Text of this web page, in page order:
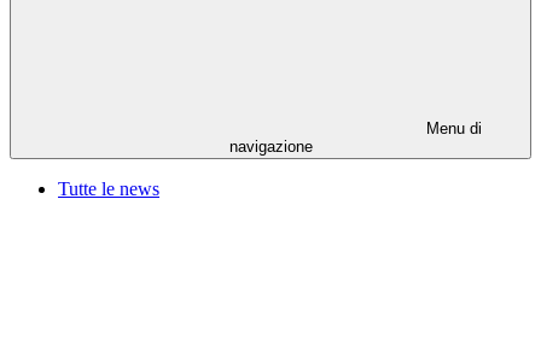
Menu di
navigazione
Tutte le news